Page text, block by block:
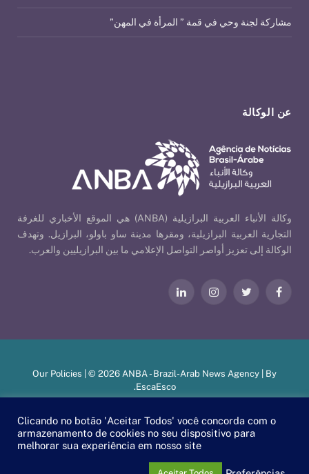
عن الوكالة
وكالة الأنباء العربية البرازيلية (ANBA) هي الموقع الأخباري للغرفة
التجارية العربية البرازيلية، ومقرها مدينة ساو باولو، البرازيل. وتهدف
الوكالة إلى تعزيز أواصر التواصل الإعلامي ما بين البرازيليين والعرب.
فيسبوكتويتر الانستغراملينكدإن
مشاركة لجنة وحي في قمة ” المرأة في المهن”
Our Policies | © 2026 ANBA - Brazil-Arab News Agency | By
EscaEsco
.
Clicando no botão 'Aceitar Todos' você concorda com o
armazenamento de cookies no seu dispositivo para
melhorar sua experiência em nosso site
PT
EN العربية